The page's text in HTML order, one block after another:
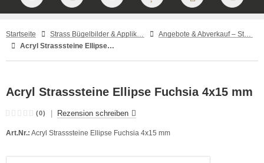
Startseite Strass Bügelbilder & Applikationen zum Aufbügeln
Angebote & Abverkauf – Strass Zubehör und Einzelstücke
Acryl Strasssteine Ellipse Fuchsia 4x15 mm
Acryl Strasssteine Ellipse Fuchsia 4x15 mm
(0) Rezension schreiben
Art.Nr.: Acryl Strasssteine Ellipse Fuchsia 4x15 mm